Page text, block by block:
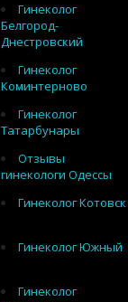
Гинеколог
Белгород-
Днестровский
Гинеколог
Коминтерново
Гинеколог
Татарбунары
Отзывы
гинекологи Одессы
Гинеколог Котовск
Гинеколог Южный
Гинеколог